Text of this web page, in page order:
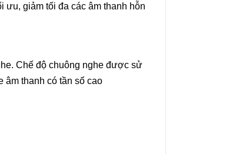
ưu, giảm tối đa các âm thanh hỗn
Chế độ chuông nghe được sử
âm thanh có tần số cao